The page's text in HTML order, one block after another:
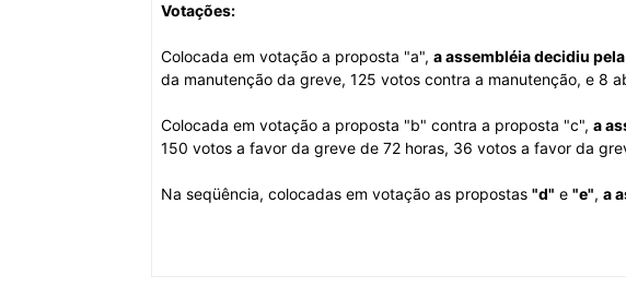
Votações:
Colocada em votação a proposta "a", a assembléia decidiu
da manutenção da greve, 125 votos contra a manutenção, e 8
Colocada em votação a proposta "b" contra a proposta "c", a
150 votos a favor da greve de 72 horas, 36 votos a favor da
Na seqüência, colocadas em votação as propostas "d" e "e", a